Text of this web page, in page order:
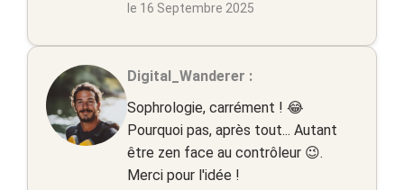
le 16 Septembre 2025
Digital_Wanderer :
Sophrologie, carrément ! 😂
Pourquoi pas, après tout... Autant
être zen face au contrôleur 😉.
Merci pour l'idée !